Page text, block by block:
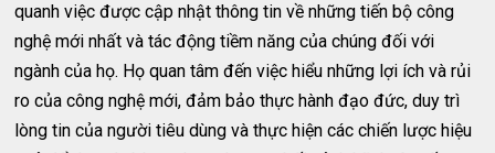
quanh việc được cập nhật thông tin về những tiến bộ công
nghệ mới nhất và tác động tiềm năng của chúng đối với
ngành của họ. Họ quan tâm đến việc hiểu những lợi ích và rủi
ro của công nghệ mới, đảm bảo thực hành đạo đức, duy trì
lòng tin của người tiêu dùng và thực hiện các chiến lược hiệu